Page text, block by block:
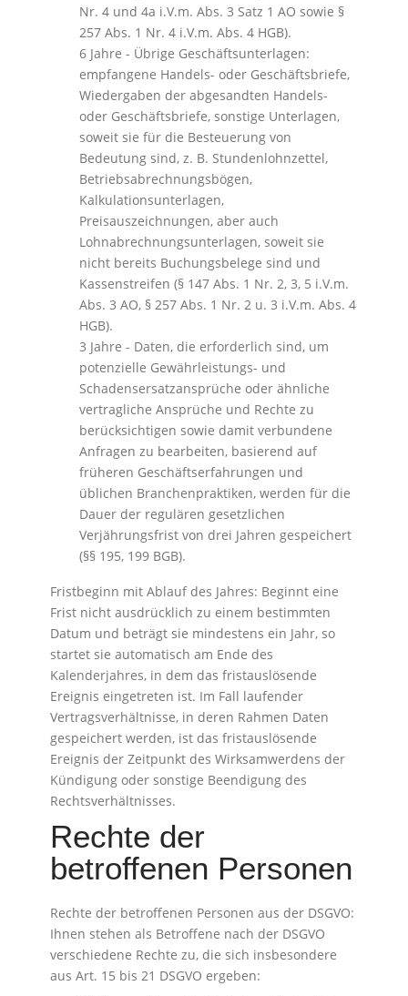
Nr. 4 und 4a i.V.m. Abs. 3 Satz 1 AO sowie §
257 Abs. 1 Nr. 4 i.V.m. Abs. 4 HGB).
6 Jahre - Übrige Geschäftsunterlagen:
empfangene Handels- oder Geschäftsbriefe,
Wiedergaben der abgesandten Handels-
oder Geschäftsbriefe, sonstige Unterlagen,
soweit sie für die Besteuerung von
Bedeutung sind, z. B. Stundenlohnzettel,
Betriebsabrechnungsbögen,
Kalkulationsunterlagen,
Preisauszeichnungen, aber auch
Lohnabrechnungsunterlagen, soweit sie
nicht bereits Buchungsbelege sind und
Kassenstreifen (§ 147 Abs. 1 Nr. 2, 3, 5 i.V.m.
Abs. 3 AO, § 257 Abs. 1 Nr. 2 u. 3 i.V.m. Abs. 4
HGB).
3 Jahre - Daten, die erforderlich sind, um
potenzielle Gewährleistungs- und
Schadensersatzansprüche oder ähnliche
vertragliche Ansprüche und Rechte zu
berücksichtigen sowie damit verbundene
Anfragen zu bearbeiten, basierend auf
früheren Geschäftserfahrungen und
üblichen Branchenpraktiken, werden für die
Dauer der regulären gesetzlichen
Verjährungsfrist von drei Jahren gespeichert
(§§ 195, 199 BGB).
Fristbeginn mit Ablauf des Jahres: Beginnt eine
Frist nicht ausdrücklich zu einem bestimmten
Datum und beträgt sie mindestens ein Jahr, so
startet sie automatisch am Ende des
Kalenderjahres, in dem das fristauslösende
Ereignis eingetreten ist. Im Fall laufender
Vertragsverhältnisse, in deren Rahmen Daten
gespeichert werden, ist das fristauslösende
Ereignis der Zeitpunkt des Wirksamwerdens der
Kündigung oder sonstige Beendigung des
Rechtsverhältnisses.
Rechte der
betroffenen Personen
Rechte der betroffenen Personen aus der DSGVO:
Ihnen stehen als Betroffene nach der DSGVO
verschiedene Rechte zu, die sich insbesondere
aus Art. 15 bis 21 DSGVO ergeben: